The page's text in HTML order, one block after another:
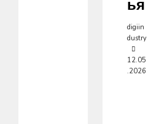
Ья
digiin
dustry
12.05
.2026